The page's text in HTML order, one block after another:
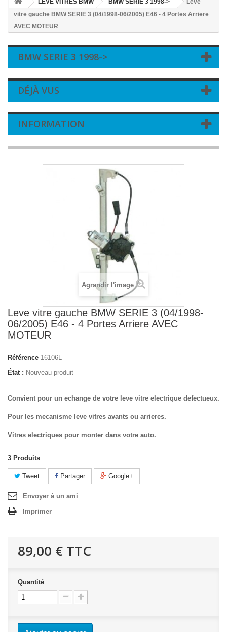
LEVE VITRES BMW BMW SERIE 3 1998->
Leve
vitre gauche BMW SERIE 3 (04/1998-06/2005) E46 - 4 Portes Arriere
AVEC MOTEUR
BMW SERIE 3 1998->
DÉJÀ VUS
INFORMATION
Agrandir l'image
Leve vitre gauche BMW SERIE 3 (04/1998-
06/2005) E46 - 4 Portes Arriere AVEC
MOTEUR
Référence 16106L
État : Nouveau produit
Convient pour un echange de votre leve vitre electrique defectueux.
Pour les mecanisme leve vitres avants ou arrieres.
Vitres electriques pour monter dans votre auto.
3 Produits
Tweet Partager Google+
Envoyer à un ami
Imprimer
89,00 € TTC
Quantité